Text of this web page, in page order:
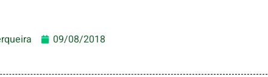
09/08/2018